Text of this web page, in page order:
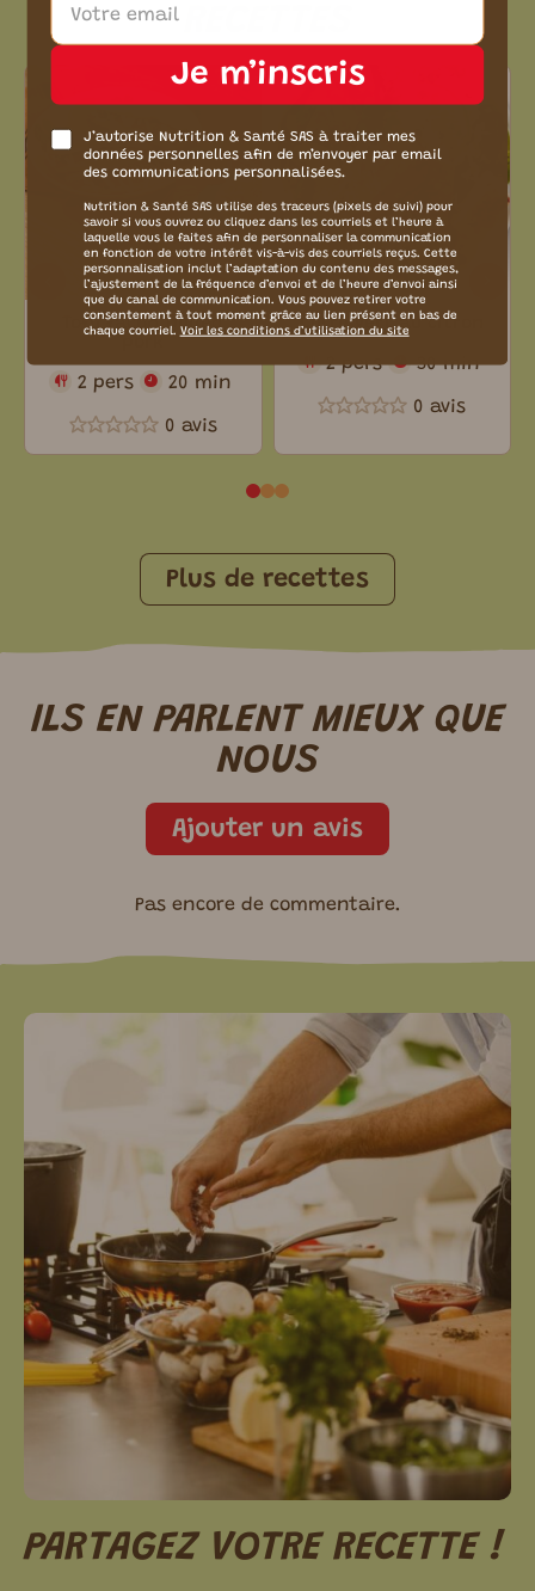
Tofu façon pulled
2 pers 20 min
0 avis
Curry vert au citron
2 pers 30 min
0 avis
Plus de recettes
ILS EN PARLENTMIEUXQUE
NOUS
Ajouter un avis
Pas encore de commentaire.
PARTAGEZ VOTRE RECETTE !
Je m’inscris
J’autorise Nutrition & Santé SAS à traiter mes
données personnelles afin de m’envoyer par email
des communications personnalisées.
Nutrition & Santé SAS utilise des traceurs (pixels de suivi) pour
savoir si vous ouvrez ou cliquez dans les courriels et l’heure à
laquelle vous le faites afin de personnaliser la communication
en fonction de votre intérêt vis-à-vis des courriels reçus. Cette
personnalisation inclut l’adaptation du contenu des messages,
l’ajustement de la fréquence d’envoi et de l’heure d’envoi ainsi
que du canal de communication. Vous pouvez retirer votre
consentement à tout moment grâce au lien présent en bas de
chaque courriel. Voir les conditions d’utilisation du site